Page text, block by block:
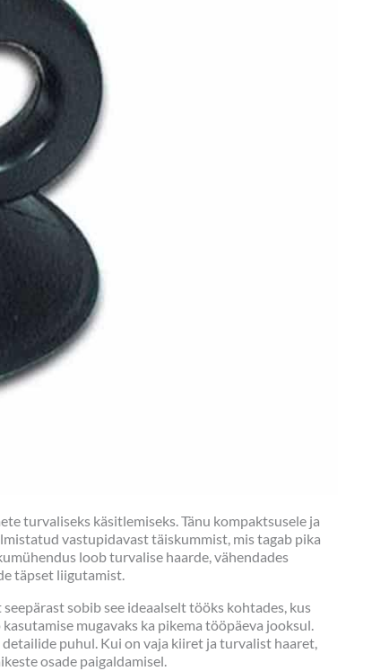
turvaliseks käsitlemiseks. Tänu kompaktsusele ja
vastupidavast täiskummist, mis tagab pika
loob turvalise haarde, vähendades
täpset liigutamist.
sobib see ideaalselt tööks kohtades, kus
mugavaks ka pikema tööpäeva jooksul.
puhul. Kui on vaja kiiret ja turvalist haaret,
osade paigaldamisel.